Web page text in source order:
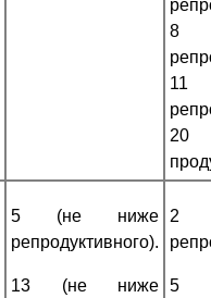
8
11
20
5 (не ниже
репродуктивного).
13 (не ниже
2
5